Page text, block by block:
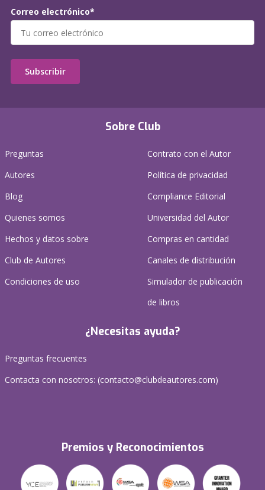
Sobre Club
Preguntas
Autores
Blog
Quienes somos
Hechos y datos sobre
Club de Autores
Condiciones de uso
Contrato con el Autor
Política de privacidad
Compliance Editorial
Universidad del Autor
Compras en cantidad
Canales de distribución
Simulador de publicación
de libros
¿Necesitas ayuda?
Preguntas frecuentes
Contacta con nosotros: (contacto@clubdeautores.com)
Premios y Reconocimientos
Correo electrónico*
Subscribir